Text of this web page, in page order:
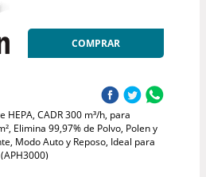
COMPRAR
HEPA, CADR 300 m³/h, para
Elimina 99,97% de Polvo, Polen y
Modo Auto y Reposo, Ideal para